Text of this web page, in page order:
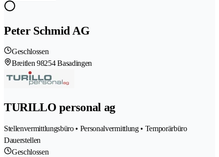
Peter Schmid AG
Geschlossen
Breitlen 98254 Basadingen
TURILLO personal ag
Stellenvermittlungsbüro • Personalvermittlung • Temporärbüro
Dauerstellen
Geschlossen